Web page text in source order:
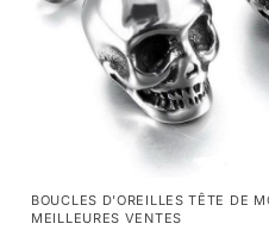
BOUCLES D'OREILLES TÊTE DE
MEILLEURES VENTES